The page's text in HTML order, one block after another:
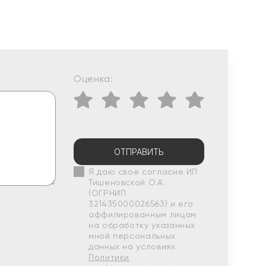
Оценка:
ОТПРАВИТЬ
Я даю свое согласие ИП
Тишеновской О.А.
(ОГРНИП
321435000026563) и его
аффилированным лицам
на обработку указанных
мной персональных
данных на условиях
Политики